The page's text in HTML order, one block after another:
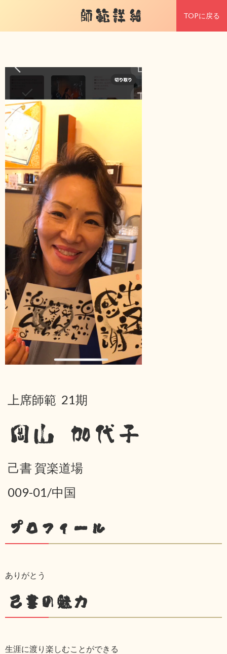
師範詳細 TOPに戻る
上席師範 21期
岡山 加代子
己書 賀楽道場
009-01/中国
プロフィール
ありがとう
己書の魅力
生涯に渡り楽しむことができる